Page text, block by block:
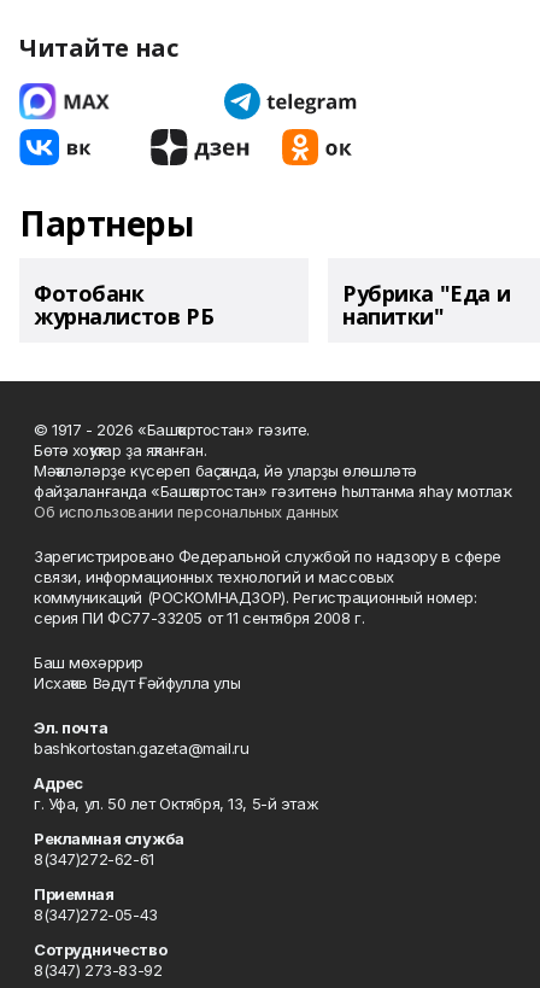
Читайте нас
Партнеры
Фотобанк
журналистов РБ
Рубрика "Еда и
напитки"
© 1917 - 2026 «Башҡортостан» гәзите.
Бөтә хоҡуҡтар ҙа яҡланған.
Мәҡәләләрҙе күсереп баҫҡанда, йә уларҙы өлөшләтә
файҙаланғанда «Башҡортостан» гәзитенә һылтанма яһау мотлаҡ.
Об использовании персональных данных
Зарегистрировано Федеральной службой по надзору в сфере
связи, информационных технологий и массовых
коммуникаций (РОСКОМНАДЗОР). Регистрационный номер:
серия ПИ ФС77-33205 от 11 сентября 2008 г.
Баш мөхәррир
Исхаҡов Вәдүт Ғәйфулла улы
Эл. почта
bashkortostan.gazeta@mail.ru
Адрес
г. Уфа, ул. 50 лет Октября, 13, 5-й этаж
Рекламная служба
8(347)272-62-61
Приемная
8(347)272-05-43
Сотрудничество
8(347) 273-83-92